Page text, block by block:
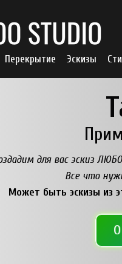
Перекрытие Эскизы
для вас эскиз
Все что
Может быть эскизы из